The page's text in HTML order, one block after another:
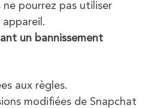
pourrez pas utiliser
appareil.
un bannissement
aux règles.
modifiées de Snapchat